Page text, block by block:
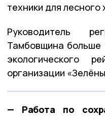
техники для лесного
Руководитель
Тамбовщина больше
экологического
организации
— Работа по